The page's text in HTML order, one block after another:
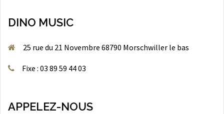
DINO MUSIC
25 rue du 21 Novembre 68790 Morschwiller le bas
Fixe : 03 89 59 44 03
APPELEZ-NOUS